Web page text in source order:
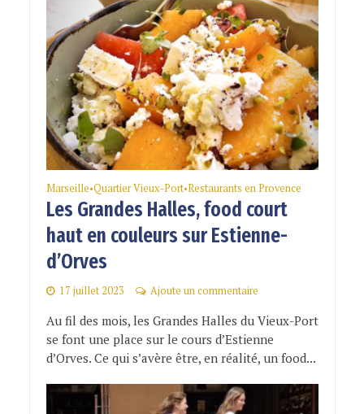
Marseille•Quartier Vieux-Port•Restaurants en Provence
Les Grandes Halles, food court
haut en couleurs sur Estienne-
d’Orves
17 juillet 2023 Ajoute un commentaire
Au fil des mois, les Grandes Halles du Vieux-Port
se font une place sur le cours d’Estienne
d’Orves. Ce qui s’avère être, en réalité, un food...